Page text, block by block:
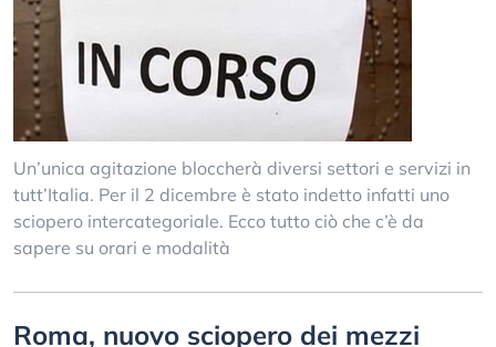
Un’unica agitazione bloccherà diversi settori e servizi in
tutt’Italia. Per il 2 dicembre è stato indetto infatti uno
sciopero intercategoriale. Ecco tutto ciò che c’è da
sapere su orari e modalità
Roma, nuovo sciopero dei mezzi